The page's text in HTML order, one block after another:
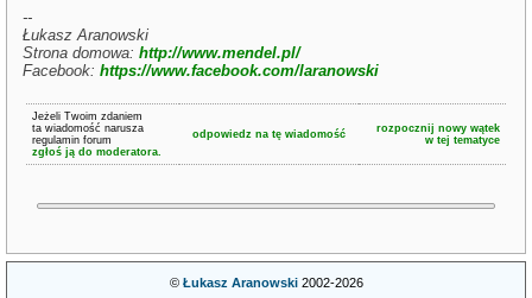
--
Łukasz Aranowski
Strona domowa:http://www.mendel.pl/
Facebook:https://www.facebook.com/laranowski
Jeżeli Twoim zdaniem
ta wiadomość narusza
regulamin forum
zgłoś ją do moderatora.
odpowiedz na tę wiadomość
rozpocznij nowy wątek
w tej tematyce
© Łukasz Aranowski2002-2026